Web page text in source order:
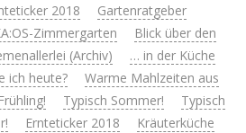
2018
Gartenratgeber
Zimmergarten
Blick über den
(Archiv)
… in der Küche
ich heute?
Warme Mahlzeiten aus
Typisch Sommer!
Typisch
Ernteticker 2018
Kräuterküche